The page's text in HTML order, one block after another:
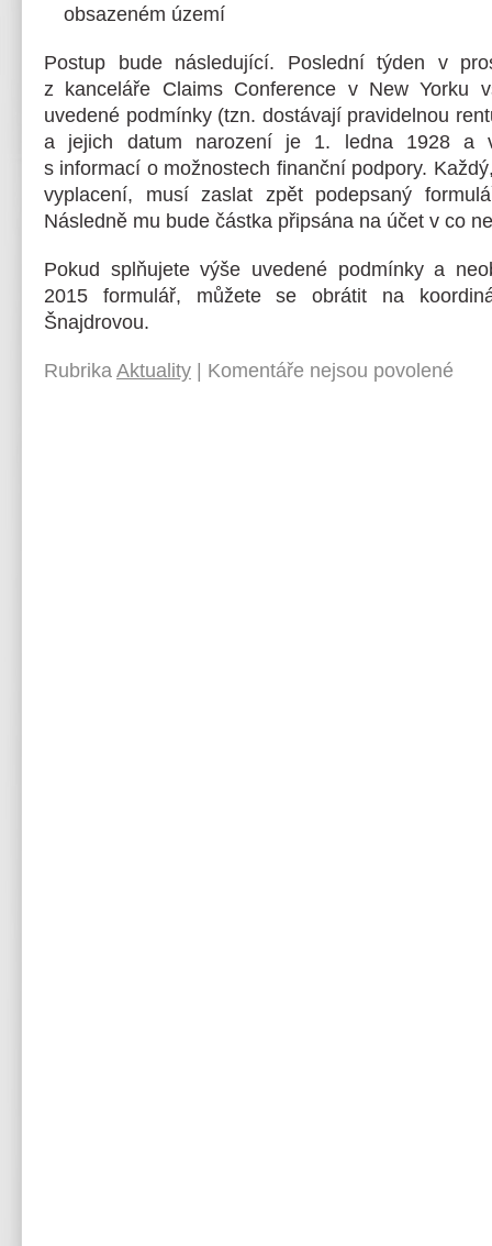
obsazeném území
Postup bude následující. Poslední týden v
z kanceláře Claims Conference v New Yorku
uvedené podmínky (tzn. dostávají pravidelnou
a jejich datum narození je 1. ledna 1928 a
s informací o možnostech finanční podpory.
vyplacení, musí zaslat zpět podepsaný
Následně mu bude částka připsána na účet v co
Pokud splňujete výše uvedené podmínky a
2015 formulář, můžete se obrátit na
Šnajdrovou.
Rubrika Aktuality Komentáře nejsou povolené